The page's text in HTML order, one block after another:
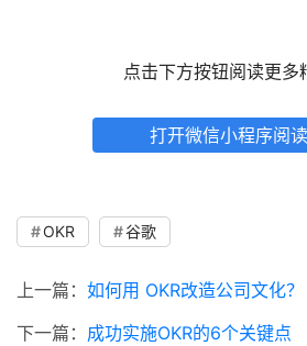
点击下方按钮阅读更多
打开微信小程序阅
OKR 谷歌
上一篇： 如何用 OKR改造公司文化？
下一篇： 成功实施OKR的6个关键点